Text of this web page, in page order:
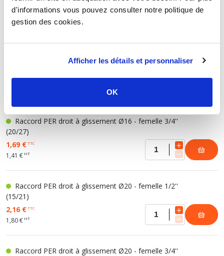
d'informations vous pouvez consulter notre politique de
gestion des cookies.
Afficher les détails et personnaliser
OK
1,70 €HT
Raccord PER droit à glissement Ø16 - femelle 1/2''
1,40 €TTC
Raccord PER droit à glissement Ø16 - femelle 3/4''
(20/27)
1,69 €TTC
1,41 € HT
Raccord PER droit à glissement Ø20 - femelle 1/2''
(15/21)
2,16 €TTC
1,80 € HT
Raccord PER droit à glissement Ø20 - femelle 3/4''